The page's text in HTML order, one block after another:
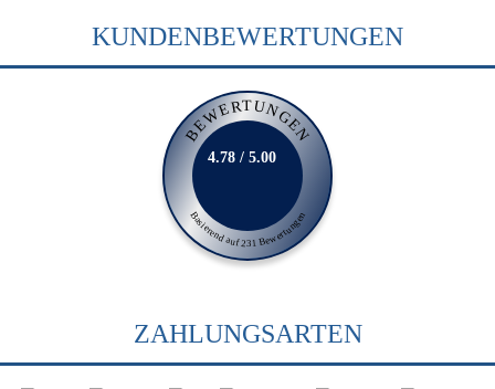
KUNDENBEWERTUNGEN
BEWERTUNGEN
Basierend auf 231 Bewertungen
4.78 / 5.00
ZAHLUNGSARTEN